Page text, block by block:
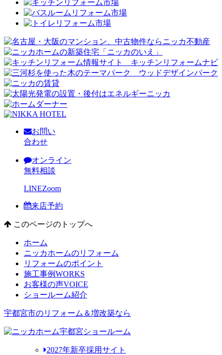
お問い
合わせ
オンライン
無料相談
LINEZoom
来店予約
このページのトップへ
ホーム
ニッカホームのリフォーム
リフォームのポイント
施工事例WORKS
お客様の声VOICE
ショールーム紹介
宇都宮市のリフォーム＆増改築なら
2027年新卒採用サイト